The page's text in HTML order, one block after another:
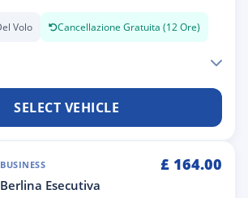
Volo Cancellazione Gratuita (12 Ore)
SELECT VEHICLE
BUSINESS £ 164.00
Berlina Esecutiva